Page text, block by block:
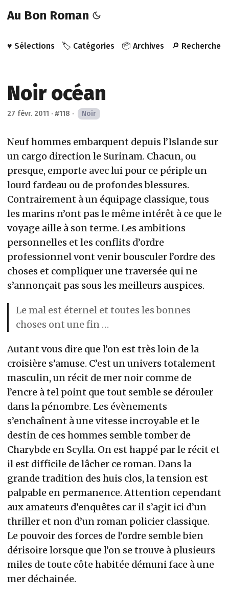
Au Bon Roman
♥️ Sélections 🏷️ Catégories 📦 Archives 🔎 Recherche
Noir océan
27 févr. 2011 · #118 · Noir
Neuf hommes embarquent depuis l’Islande sur
un cargo direction le Surinam. Chacun, ou
presque, emporte avec lui pour ce périple un
lourd fardeau ou de profondes blessures.
Contrairement à un équipage classique, tous
les marins n’ont pas le même intérêt à ce que le
voyage aille à son terme. Les ambitions
personnelles et les conflits d’ordre
professionnel vont venir bousculer l’ordre des
choses et compliquer une traversée qui ne
s’annonçait pas sous les meilleurs auspices.
Le mal est éternel et toutes les bonnes
choses ont une fin …
Autant vous dire que l’on est très loin de la
croisière s’amuse. C’est un univers totalement
masculin, un récit de mer noir comme de
l’encre à tel point que tout semble se dérouler
dans la pénombre. Les évènements
s’enchaînent à une vitesse incroyable et le
destin de ces hommes semble tomber de
Charybde en Scylla. On est happé par le récit et
il est difficile de lâcher ce roman. Dans la
grande tradition des huis clos, la tension est
palpable en permanence. Attention cependant
aux amateurs d’enquêtes car il s’agit ici d’un
thriller et non d’un roman policier classique.
Le pouvoir des forces de l’ordre semble bien
dérisoire lorsque que l’on se trouve à plusieurs
miles de toute côte habitée démuni face à une
mer déchainée.